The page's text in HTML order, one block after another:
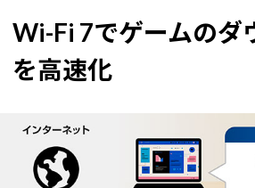
Wi-Fi 7でゲームのダ
を高速化